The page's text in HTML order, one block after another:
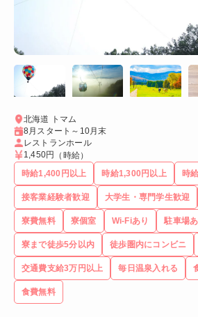
北海道 トマム
8月スタート～10月末
レストランホール
1,450円
（時給）
時給1,400円以上
時給1,300円以上 時
接客業経験者歓迎 大学生・専門学生歓迎
寮費無料 寮個室 Wi-Fiあり 駐車場
寮まで徒歩5分以内 徒歩圏内にコンビニ
交通費支給3万円以上 毎日温泉入れる
食費無料